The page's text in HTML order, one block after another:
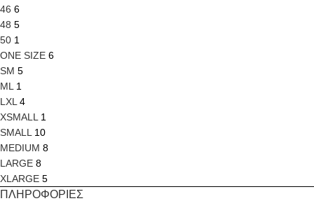
46 6
48 5
50 1
ONE SIZE 6
SM 5
ML 1
LXL 4
XSMALL 1
SMALL 10
MEDIUM 8
LARGE 8
XLARGE 5
ΠΛΗΡΟΦΟΡΙΕΣ